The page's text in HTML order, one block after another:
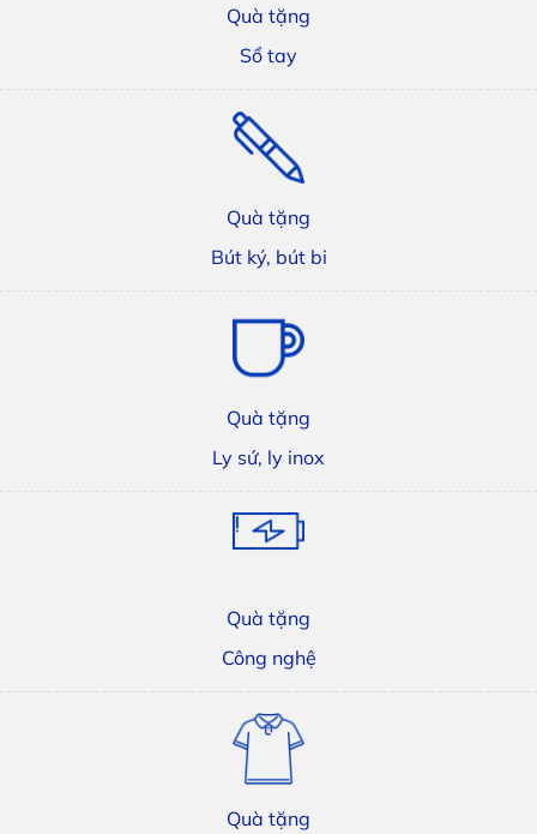
Quà tặng
Sổ tay
Quà tặng
Bút ký, bút bi
Quà tặng
Ly sứ, ly inox
Quà tặng
Công nghệ
Quà tặng